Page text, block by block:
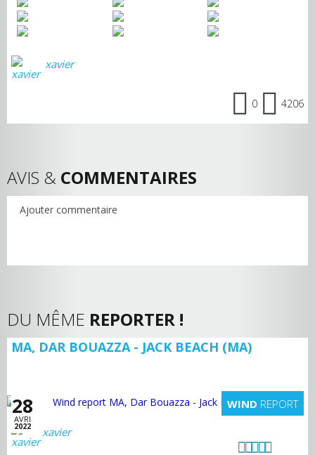
xavier
0 4206
AVIS & COMMENTAIRES
Ajouter commentaire
DU MÊME REPORTER !
MA, DAR BOUAZZA - JACK BEACH (MA)
28
AVRI
2022
WIND REPORT
xavier